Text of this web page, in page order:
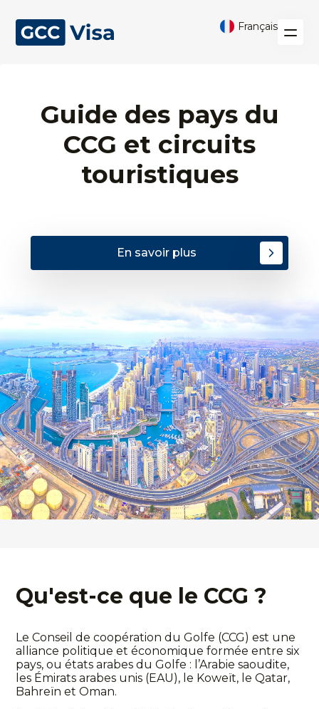
Français
Guide des pays du
CCG et circuits
touristiques
En savoir plus
Qu'est-ce que le CCG ?
Le Conseil de coopération du Golfe (CCG) est une
alliance politique et économique formée entre six
pays, ou états arabes du Golfe : l’Arabie saoudite,
les Émirats arabes unis (EAU), le Koweït, le Qatar,
Bahreïn et Oman.